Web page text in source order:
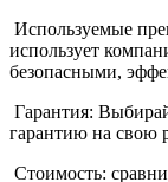
Используемые
использует
безопасными,
Гарантия:
гарантию на свою
Стоимость: